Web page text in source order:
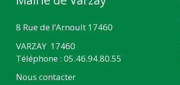
8 Rue de l’Arnoult 17460
VARZAY 17460
Téléphone : 05.46.94.80.55
Nous contacter